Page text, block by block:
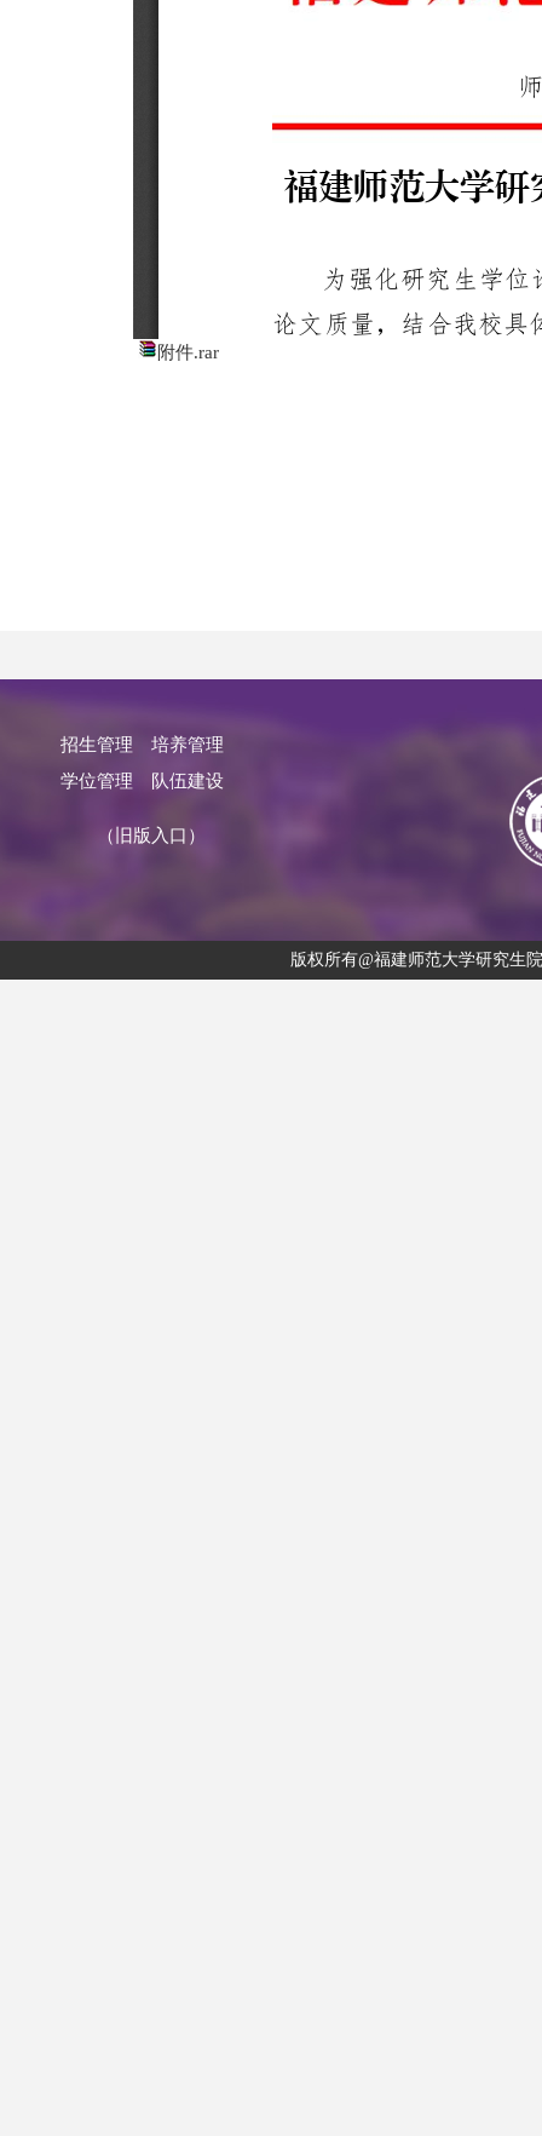
附件.rar
招生管理
培养管理
学位管理
队伍建设
（旧版入口）
版权所有@福建师范大学研究